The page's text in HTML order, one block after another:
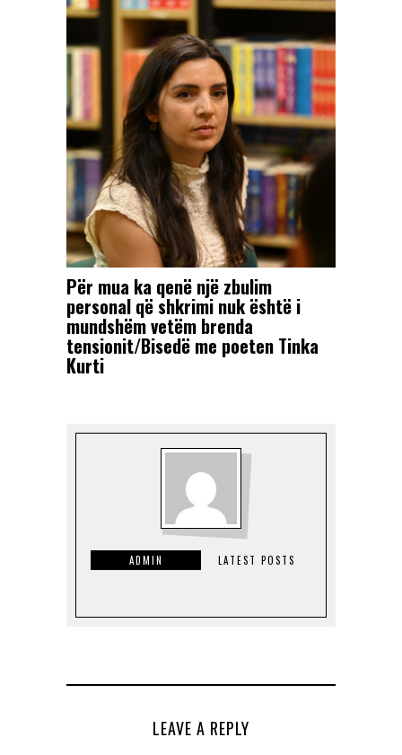
Për mua ka qenë një zbulim
personal që shkrimi nuk është i
mundshëm vetëm brenda
tensionit/Bisedë me poeten Tinka
Kurti
ADMIN LATEST POSTS
LEAVE A REPLY